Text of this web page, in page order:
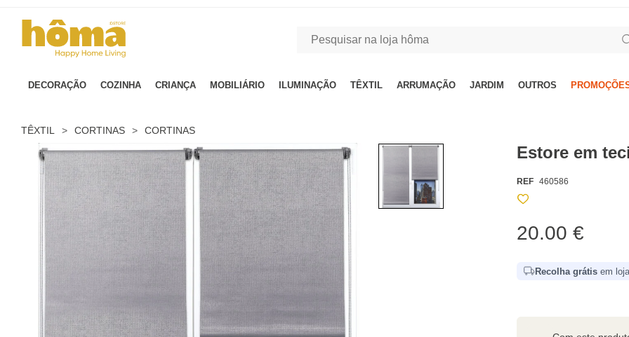
DECORAÇÃO COZINHA CRIANÇA MOBILIÁRIO ILUMINAÇÃO TÊXTIL ARRUMAÇÃO JARDIM OUTROS
TÊXTIL > CORTINAS > CORTINAS
Estore em
REF 460586
20.00 €
Recolha grátis em